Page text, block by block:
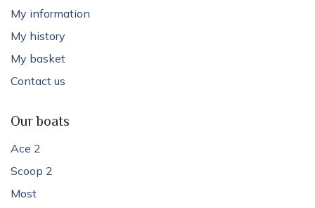
My information
My history
My basket
Contact us
Our boats
Ace 2
Scoop 2
Most